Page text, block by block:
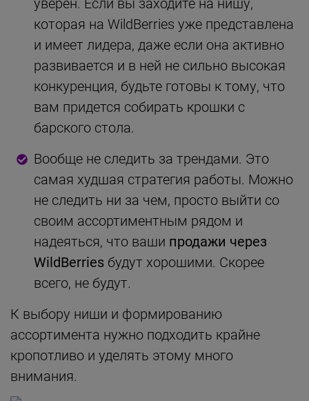
уверен. Если вы заходите на нишу,
которая на WildBerries уже представлена
и имеет лидера, даже если она активно
развивается и в ней не сильно высокая
конкуренция, будьте готовы к тому, что
вам придется собирать крошки с
барского стола.
Вообще не следить за трендами. Это
самая худшая стратегия работы. Можно
не следить ни за чем, просто выйти со
своим ассортиментным рядом и
надеяться, что ваши продажи через
WildBerries будут хорошими. Скорее
всего, не будут.
К выбору ниши и формированию
ассортимента нужно подходить крайне
кропотливо и уделять этому много
внимания.